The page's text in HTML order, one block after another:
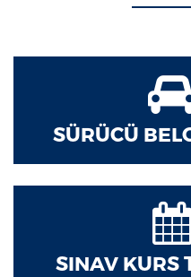
SÜRÜCÜ
SINAV KURS